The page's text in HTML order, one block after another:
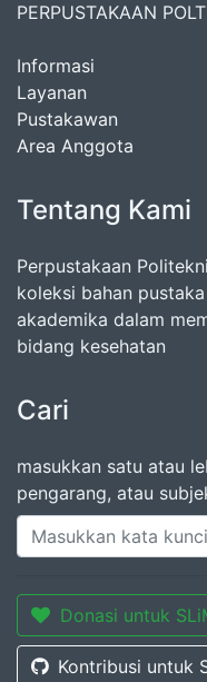
PERPUSTAKAAN
Informasi
Layanan
Pustakawan
Area Anggota
Tentang Kami
Perpustakaan
koleksi bahan
akademika dalam
bidang kesehatan
Cari
masukkan satu atau
pengarang, atau
Donasi untuk
Kontribusi untuk